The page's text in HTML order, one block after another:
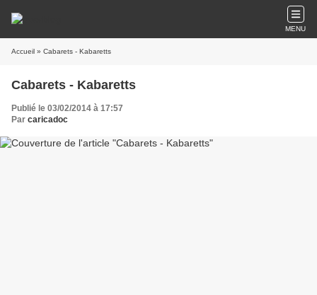
MENU
Accueil » Cabarets - Kabaretts
Cabarets - Kabaretts
Publié le 03/02/2014 à 17:57
Par caricadoc